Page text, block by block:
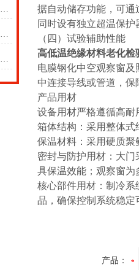
选型避坑！高低温试验箱工作室尺寸，选对才不浪费、测的准
控制系统决定成败：高低温试验箱的 “大脑” 究竟有多强？
从控温原理看高低温试验箱温度校准的必要性
据自动储存功能，可
同时设有独立超温保
（四）试验辅助性能
高低温绝缘材料老化检
电膜钢化中空观察窗
中连接导线或管道，
产品用材
设备用材严格遵循高
箱体结构：采用整体
保温材料：采用硬质
密封与防护用材：大
具保温效能；观察窗
核心部件用材：制冷
品，确保控制系统稳定
产品：